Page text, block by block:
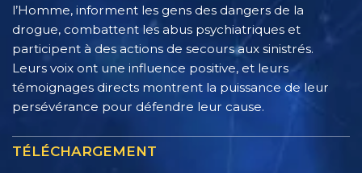
l’Homme, informent les gens des dangers de la
drogue, combattent les abus psychiatriques et
participent à des actions de secours aux sinistrés.
Leurs voix ont une influence positive, et leurs
témoignages directs montrent la puissance de leur
persévérance pour défendre leur cause.
TÉLÉCHARGEMENT